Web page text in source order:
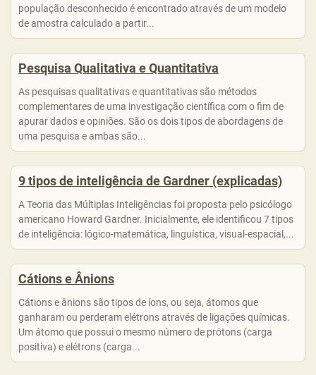
população desconhecido é encontrado através de um modelo
de amostra calculado a partir...
Pesquisa Qualitativa e Quantitativa
As pesquisas qualitativas e quantitativas são métodos
complementares de uma investigação científica com o fim de
apurar dados e opiniões. São os dois tipos de abordagens de
uma pesquisa e ambas são...
9 tipos de inteligência de Gardner (explicadas)
A Teoria das Múltiplas Inteligências foi proposta pelo psicólogo
americano Howard Gardner. Inicialmente, ele identificou 7 tipos
de inteligência: lógico-matemática, linguística, visual-espacial,...
Cátions e Ânions
Cátions e ânions são tipos de íons, ou seja, átomos que
ganharam ou perderam elétrons através de ligações químicas.
Um átomo que possui o mesmo número de prótons (carga
positiva) e elétrons (carga...